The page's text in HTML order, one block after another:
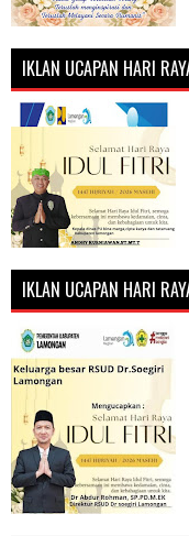
IKLAN UCAPAN HARI
IKLAN UCAPAN HARI